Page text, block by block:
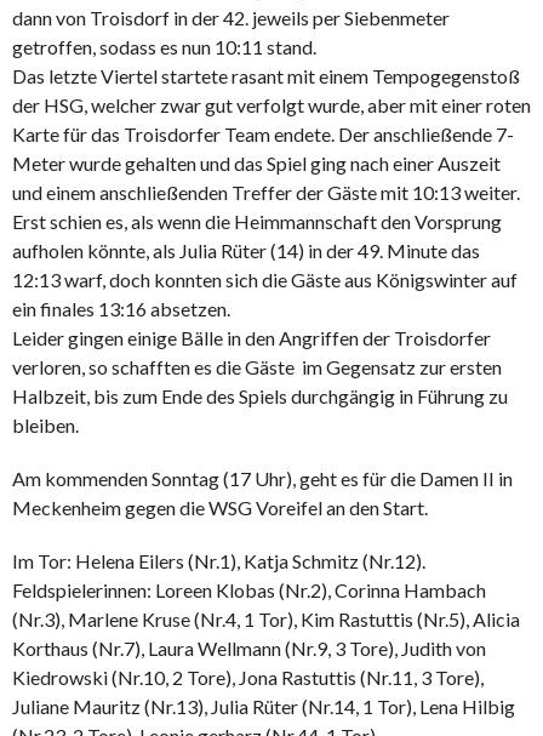
dann von Troisdorf in der 42. jeweils per Siebenmeter
getroffen, sodass es nun 10:11 stand.
Das letzte Viertel startete rasant mit einem Tempogegenstoß
der HSG, welcher zwar gut verfolgt wurde, aber mit einer roten
Karte für das Troisdorfer Team endete. Der anschließende 7-
Meter wurde gehalten und das Spiel ging nach einer Auszeit
und einem anschließenden Treffer der Gäste mit 10:13 weiter.
Erst schien es, als wenn die Heimmannschaft den Vorsprung
aufholen könnte, als Julia Rüter (14) in der 49. Minute das
12:13 warf, doch konnten sich die Gäste aus Königswinter auf
ein finales 13:16 absetzen.
Leider gingen einige Bälle in den Angriffen der Troisdorfer
verloren, so schafften es die Gäste im Gegensatz zur ersten
Halbzeit, bis zum Ende des Spiels durchgängig in Führung zu
bleiben.
Am kommenden Sonntag (17 Uhr), geht es für die Damen II in
Meckenheim gegen die WSG Voreifel an den Start.
Im Tor: Helena Eilers (Nr.1), Katja Schmitz (Nr.12).
Feldspielerinnen: Loreen Klobas (Nr.2), Corinna Hambach
(Nr.3), Marlene Kruse (Nr.4, 1 Tor), Kim Rastuttis (Nr.5), Alicia
Korthaus (Nr.7), Laura Wellmann (Nr.9, 3 Tore), Judith von
Kiedrowski (Nr.10, 2 Tore), Jona Rastuttis (Nr.11, 3 Tore),
Juliane Mauritz (Nr.13), Julia Rüter (Nr.14, 1 Tor), Lena Hilbig